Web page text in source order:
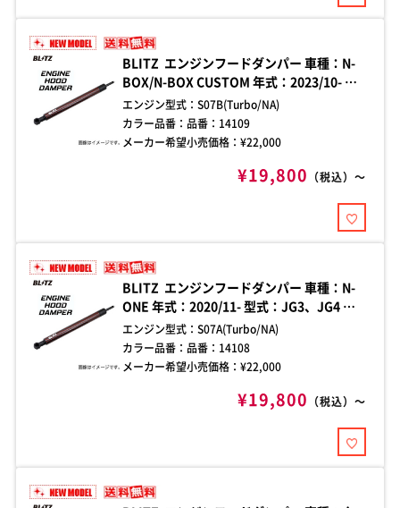
BLITZ エンジンフードダンパー 車種：N-
BOX/N-BOX CUSTOM 年式：2023/10- 型
式：JF5、JF6 ダンパー本数：1本 装着箇
所：左側(助手席側) 純正ボンネット専用 エ
ンジンフード開閉時の煩わしさを解消す
ルトオン設計で、手軽に確実な取り付けが
エンジン型式： S07B(Turbo/NA)
カラー品番： 品番：14109
メーカー希望小売価格：¥22,000
¥19,800 （税込）～
BLITZ エンジンフードダンパー 車種：N-
ONE 年式：2020/11- 型式：JG3、JG4 ダ
ンパー本数：1本 装着箇所：左側(助手席側)
純正ボンネット専用 エンジンフード開閉時
の煩わしさを解消する、車種別フードダン
に確実な取り付けが可能。
エンジン型式： S07A(Turbo/NA)
カラー品番： 品番：14108
メーカー希望小売価格：¥22,000
¥19,800 （税込）～